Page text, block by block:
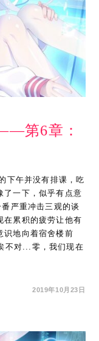
第6章：
下午并没有排课，吃
了一下，似乎有点意
严重冲击三观的谈
在累积的疲劳让他有
识地向着宿舍楼前
不对...零，我们现在
2019年10月23日